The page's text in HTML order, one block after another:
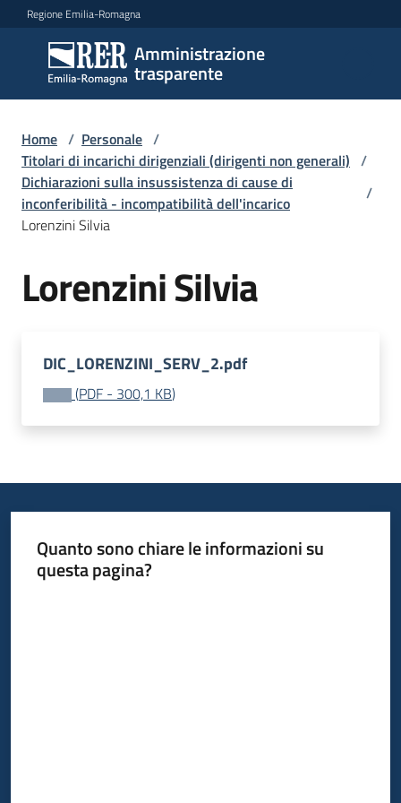
Vai al contenuto
Vai alla navigazione
Vai al footer
Regione Emilia-Romagna
Amministrazione
trasparente
Amministrazione
trasparente
Sottosezioni
Accesso
Home / Personale /
Titolari di incarichi dirigenziali (dirigenti non generali) /
Dichiarazioni sulla insussistenza di cause di
inconferibilità - incompatibilità dell'incarico
/
Lorenzini Silvia
Lorenzini Silvia
DIC_LORENZINI_SERV_2.pdf
(PDF - 300,1 KB)
Quanto sono chiare le informazioni su
questa pagina?